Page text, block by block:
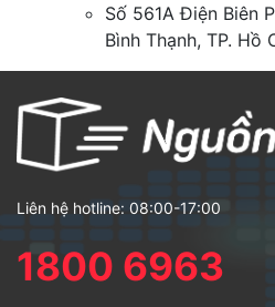
Số 561A Điện Biên
Bình Thạnh, TP. Hồ
Liên hệ hotline: 08:00-17:00
1800 6963